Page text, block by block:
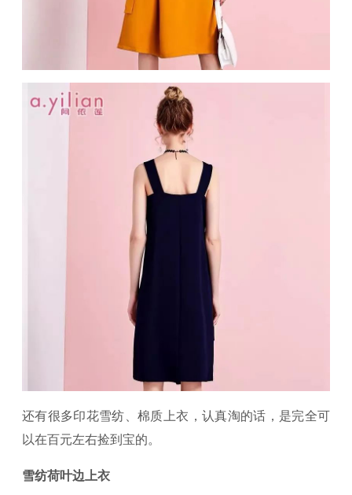
还有很多印花雪纺、棉质上衣，认真淘的话，是完全可
以在百元左右捡到宝的。
雪纺荷叶边上衣